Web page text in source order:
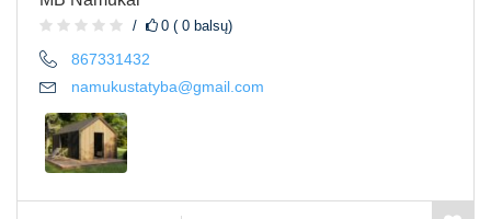
0 ( 0 balsų)
867331432
namukustatyba@gmail.com